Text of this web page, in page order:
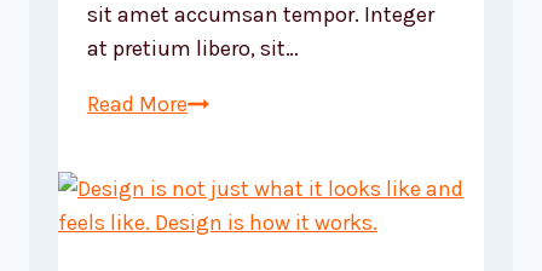
sit amet accumsan tempor. Integer
at pretium libero, sit…
Read MoreRecognizing
is
the